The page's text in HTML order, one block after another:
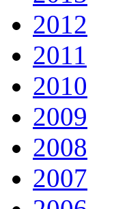
2012
2011
2010
2009
2008
2007